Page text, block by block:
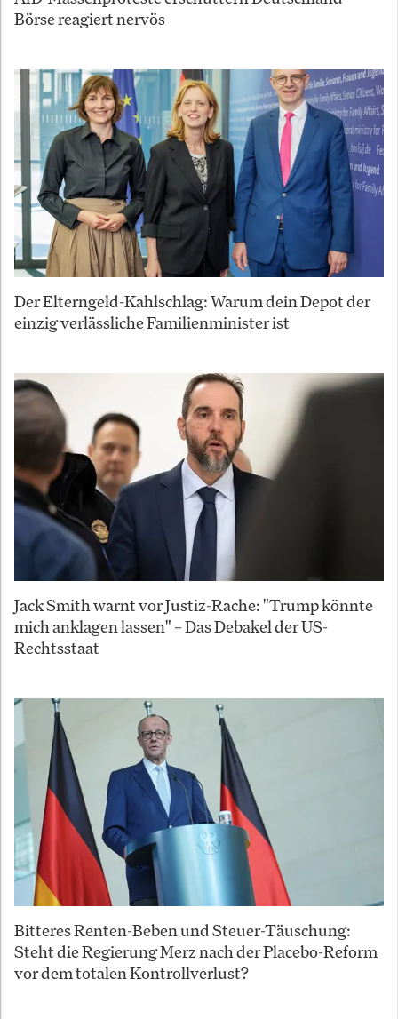
Börse reagiert nervös
Der Elterngeld-Kahlschlag: Warum dein Depot der
einzig verlässliche Familienminister ist
Jack Smith warnt vor Justiz-Rache: "Trump könnte
mich anklagen lassen" – Das Debakel der US-
Rechtsstaat
Bitteres Renten-Beben und Steuer-Täuschung:
Steht die Regierung Merz nach der Placebo-Reform
vor dem totalen Kontrollverlust?